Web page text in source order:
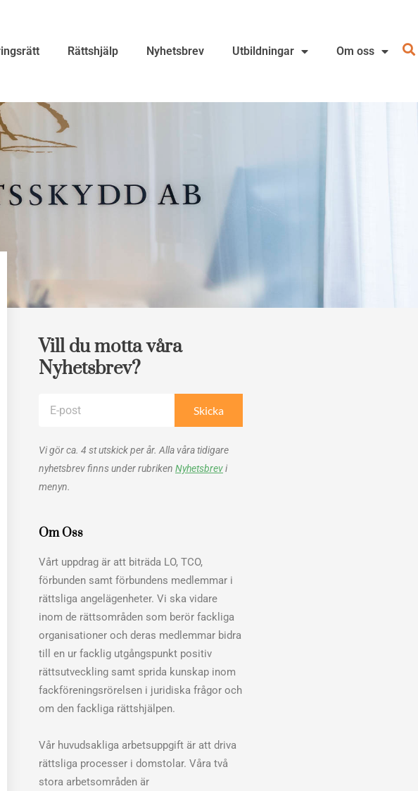
Rättshjälp Nyhetsbrev Utbildningar Om oss
Vill du motta våra
Nyhetsbrev?
Skicka
Vi gör ca. 4 st utskick per år. Alla våra tidigare
nyhetsbrev finns under rubriken Nyhetsbrevi
menyn.
Om Oss
Vårt uppdrag är att biträda LO, TCO,
förbunden samt förbundens medlemmar i
rättsliga angelägenheter. Vi ska vidare
inom de rättsområden som berör fackliga
organisationer och deras medlemmar bidra
till en ur facklig utgångspunkt positiv
rättsutveckling samt sprida kunskap inom
fackföreningsrörelsen i juridiska frågor och
om den fackliga rättshjälpen.
Vår huvudsakliga arbetsuppgift är att driva
rättsliga processer i domstolar. Våra två
stora arbetsområden är